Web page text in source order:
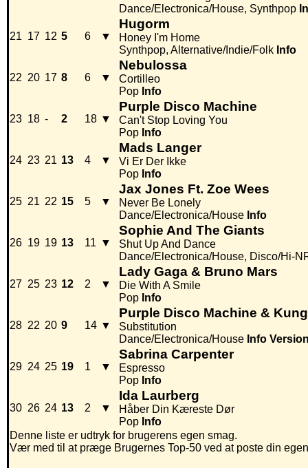
Dance/Electronica/House, Synthpop
21 17 12 5 6 ▼
Hugorm
Honey I'm Home
Synthpop, Alternative/Indie/Folk Info
22 20 17 8 6 ▼
Nebulossa
Cortilleo
Pop Info
23 18 - 2 18 ▼
Purple Disco Machine
Can't Stop Loving You
Pop Info
24 23 21 13 4 ▼
Mads Langer
Vi Er Der Ikke
Pop Info
25 21 22 15 5 ▼
Jax Jones Ft. Zoe Wees
Never Be Lonely
Dance/Electronica/House Info
26 19 19 13 11 ▼
Sophie And The Giants
Shut Up And Dance
Dance/Electronica/House, Disco/Hi-
27 25 23 12 2 ▼
Lady Gaga & Bruno Mars
Die With A Smile
Pop Info
28 22 20 9 14 ▼
Purple Disco Machine &
Substitution
Dance/Electronica/House Info
29 24 25 19 1 ▼
Sabrina Carpenter
Espresso
Pop Info
30 26 24 13 2 ▼
Ida Laurberg
Håber Din Kæreste Dør
Pop Info
Denne liste er udtryk for brugerens egen smag.
Vær med til at præge Brugernes Top-50 ved at poste din